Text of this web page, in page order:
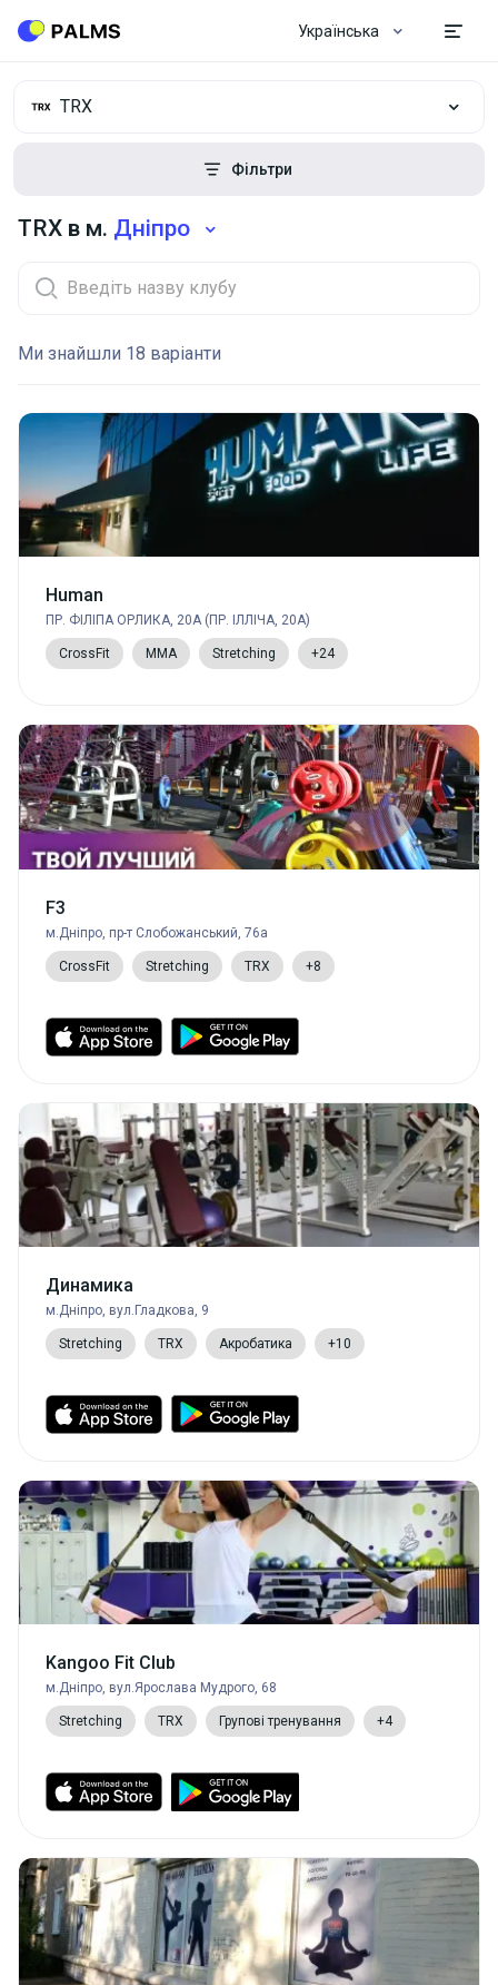
Українська
TRX
Фільтри
TRX в м. Дніпро
Ми знайшли 18 варіанти
Human
ПР. ФІЛІПА ОРЛИКА, 20А (ПР. ІЛЛІЧА, 20А)
CrossFit MMA Stretching +24
F3
м.Дніпро, пр-т Слобожанський, 76а
CrossFit Stretching TRX +8
Динамика
м.Дніпро, вул.Гладкова, 9
Stretching TRX Акробатика +10
Kangoo Fit Club
м.Дніпро, вул.Ярослава Мудрого, 68
Stretching TRX Групові тренування +4